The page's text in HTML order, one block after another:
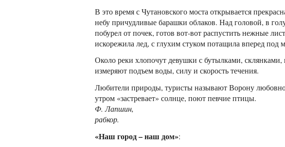
В это время с Чутановского моста открывается
небу причудливые барашки облаков. Над головой, в
побурел от почек, готов вот-вот распустить нежные
искорежила лед, с глухим стуком потащила вперед под
Около реки хлопочут девушки с бутылками,
измеряют подъем воды, силу и скорость течения.
Любители природы, туристы называют Ворону любовно
утром «застревает» солнце, поют певчие птицы.
Ф. Лапшин,
рабкор.
«Наш город – наш дом»: